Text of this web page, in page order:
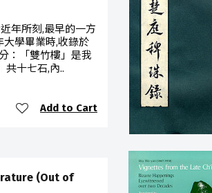
年所刻,最早的一方
大學畢業時,收錄於
：「雙竹樓」是我
共十七石,內..
Add to Cart
(Out of